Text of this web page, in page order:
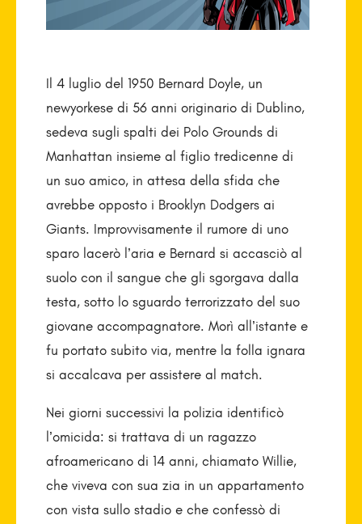
Il 4 luglio del 1950 Bernard Doyle, un
newyorkese di 56 anni originario di Dublino,
sedeva sugli spalti dei Polo Grounds di
Manhattan insieme al figlio tredicenne di
un suo amico, in attesa della sfida che
avrebbe opposto i Brooklyn Dodgers ai
Giants. Improvvisamente il rumore di uno
sparo lacerò l’aria e Bernard si accasciò al
suolo con il sangue che gli sgorgava dalla
testa, sotto lo sguardo terrorizzato del suo
giovane accompagnatore. Morì all’istante e
fu portato subito via, mentre la folla ignara
si accalcava per assistere al match.
Nei giorni successivi la polizia identificò
l’omicida: si trattava di un ragazzo
afroamericano di 14 anni, chiamato Willie,
che viveva con sua zia in un appartamento
con vista sullo stadio e che confessò di